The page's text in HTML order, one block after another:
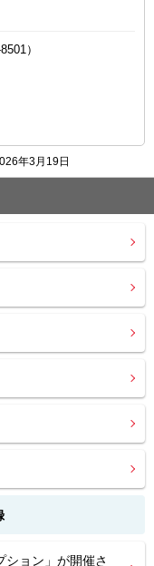
）
年3月19日
ション」が開催さ